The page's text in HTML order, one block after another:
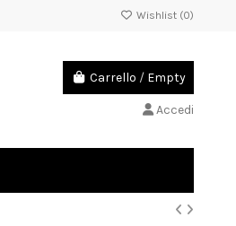
Wishlist (0)
Carrello / Empty
Accedi